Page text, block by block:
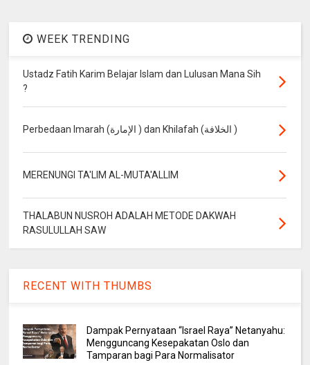
WEEK TRENDING
Ustadz Fatih Karim Belajar Islam dan Lulusan Mana Sih
?
Perbedaan Imarah (الإمارة ) dan Khilafah (الخلافة )
MERENUNGI TA'LIM AL-MUTA'ALLIM
THALABUN NUSROH ADALAH METODE DAKWAH
RASULULLAH SAW
RECENT WITH THUMBS
Dampak Pernyataan “Israel Raya” Netanyahu:
Mengguncang Kesepakatan Oslo dan
Tamparan bagi Para Normalisator